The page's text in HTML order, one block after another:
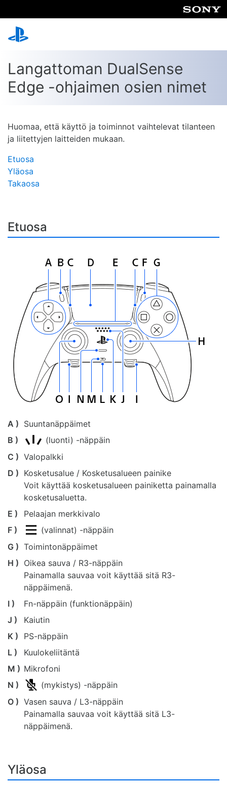
Langattoman DualSense
Edge -ohjaimen osien nimet
Huomaa, että käyttö ja toiminnot vaihtelevat tilanteen
ja liitettyjen laitteiden mukaan.
Etuosa
Yläosa
Takaosa
Etuosa
A ) Suuntanäppäimet
B )
(luonti) -näppäin
C ) Valopalkki
D ) Kosketusalue / Kosketusalueen painike
Voit käyttää kosketusalueen painiketta painamalla
kosketusaluetta.
E )
Pelaajan merkkivalo
F )
(valinnat) -näppäin
G ) Toimintonäppäimet
H ) Oikea sauva / R3-näppäin
Painamalla sauvaa voit käyttää sitä R3-
näppäimenä.
I )
Fn-näppäin (funktionäppäin)
J )
Kaiutin
K )
PS-näppäin
L )
Kuulokeliitäntä
M ) Mikrofoni
N )
(mykistys) -näppäin
O ) Vasen sauva / L3-näppäin
Painamalla sauvaa voit käyttää sitä L3-
näppäimenä.
Yläosa